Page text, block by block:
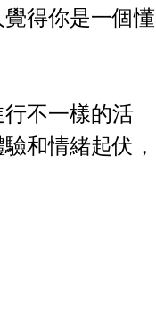
得你是一個懂
不一樣的活
和情緒起伏，